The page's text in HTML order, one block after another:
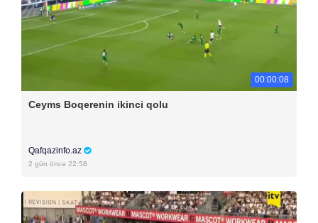
00:00:08
Ceyms Boqerenin ikinci qolu
Qafqazinfo.az
2 gün öncə 22:58